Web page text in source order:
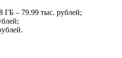
ГБ – 79.99 тыс. рублей;